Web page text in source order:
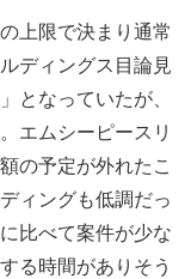
上限で決まり通常
ディングス目論見
となっていたが、
エムシーピースリ
の予定が外れたこ
ィングも低調だっ
比べて案件が少な
る時間がありそう